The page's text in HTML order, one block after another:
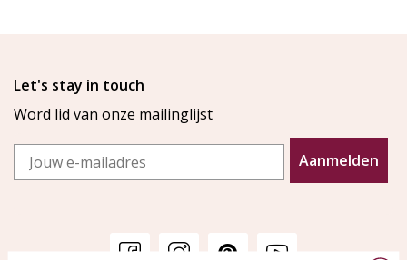
Let's stay in touch
Word lid van onze mailinglijst
Email
Aanmelden